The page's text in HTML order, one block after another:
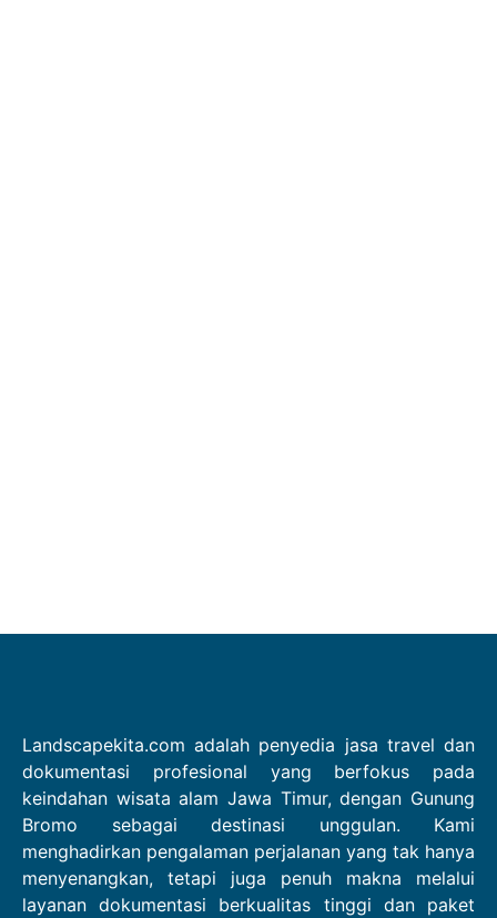
Landscapekita.com adalah penyedia jasa travel dan
dokumentasi profesional yang berfokus pada
keindahan wisata alam Jawa Timur, dengan Gunung
Bromo sebagai destinasi unggulan. Kami
menghadirkan pengalaman perjalanan yang tak hanya
menyenangkan, tetapi juga penuh makna melalui
layanan dokumentasi berkualitas tinggi dan paket